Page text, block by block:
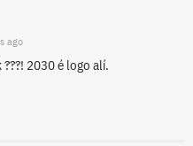
ago
2030 é logo alí.